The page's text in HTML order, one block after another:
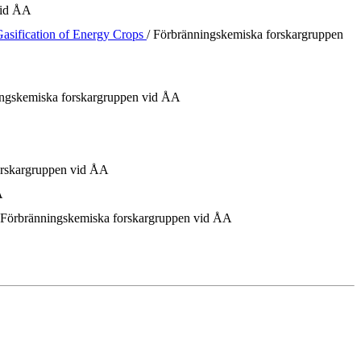
ÅA
of Energy Crops / Förbränningskemiska forskargruppen
forskargruppen vid ÅA
vid ÅA
forskargruppen vid ÅA